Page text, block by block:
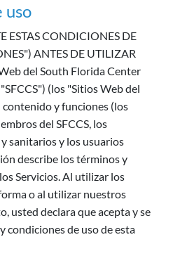
uso
ESTAS CONDICIONES DE
ANTES DE UTILIZAR
del South Florida Center
(los "Sitios Web del
y funciones (los
del SFCCS, los
sanitarios y los usuarios
describe los términos y
Servicios. Al utilizar los
o al utilizar nuestros
usted declara que acepta y se
condiciones de uso de esta